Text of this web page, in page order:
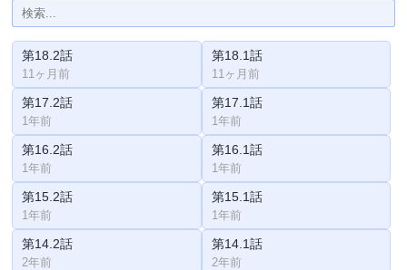
第18.2話
11ヶ月前
第18.1話
11ヶ月前
第17.2話
1年前
第17.1話
1年前
第16.2話
1年前
第16.1話
1年前
第15.2話
1年前
第15.1話
1年前
第14.2話
2年前
第14.1話
2年前